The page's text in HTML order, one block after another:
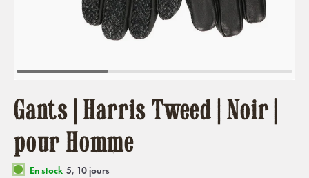
Gants | Harris Tweed | Noir |
pour Homme
En stock 5, 10 jours